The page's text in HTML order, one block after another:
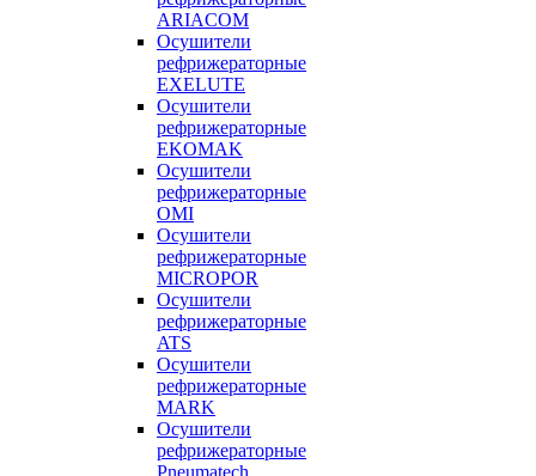
ARIACOM
Осушители
рефрижераторные
EXELUTE
Осушители
рефрижераторные
EKOMAK
Осушители
рефрижераторные
OMI
Осушители
рефрижераторные
MICROPOR
Осушители
рефрижераторные
ATS
Осушители
рефрижераторные
MARK
Осушители
рефрижераторные
Pneumatech